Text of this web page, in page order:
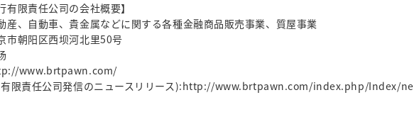
有限責任公司の会社概要】
産、自動車、貴金属などに関する各種金融商品販売事業、質屋事業
朝阳区西坝河北里50号
www.brtpawn.com/
限責任公司発信のニュースリリース):http://www.brtpawn.com/index.php/Index/